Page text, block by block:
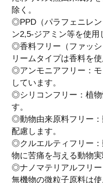
除く。
◎PPD（パラフェニレ
ン2,5-ジアミン等を使用
◎香料フリー（ファッシ
リームタイプは香料を
◎アンモニアフリー：モ
しています。
◎シリコンフリー：植物
す。
◎動物由来原料フリー
配慮します。
◎クルエルティフリー
物に苦痛を与える動物実
◎ナノマテリアルフリ
無機物の微粒子原料は使